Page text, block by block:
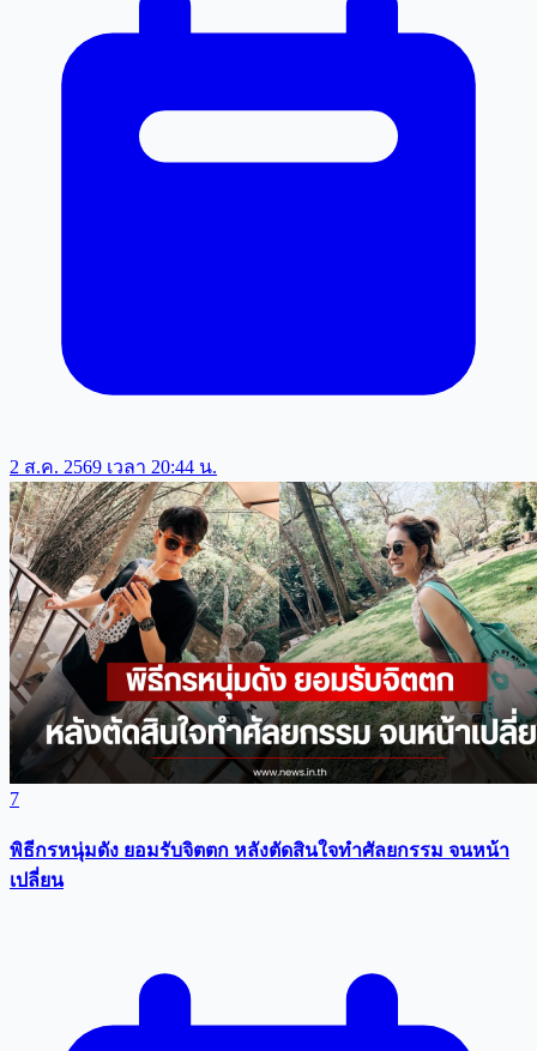
2 ส.ค. 2569 เวลา 20:44 น.
7
พิธีกรหนุ่มดัง ยอมรับจิตตก หลังตัดสินใจทำศัลยกรรม จนหน้า
เปลี่ยน